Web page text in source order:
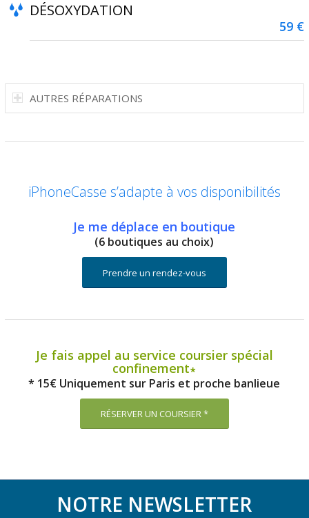
DÉSOXYDATION
59 €
AUTRES RÉPARATIONS
iPhoneCasse s’adapte à vos disponibilités
Je me déplace en boutique
(6 boutiques au choix)
Prendre un rendez-vous
Je fais appel au service coursier spécial
confinement∗
* 15€ Uniquement sur Paris et proche banlieue
RÉSERVER UN COURSIER *
NOTRE NEWSLETTER